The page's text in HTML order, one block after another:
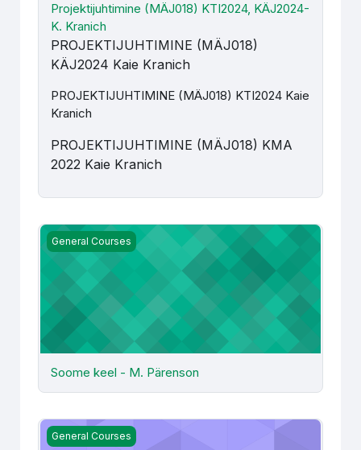
Projektijuhtimine (MÄJ018) KTI2024, KÄJ2024-
K. Kranich
PROJEKTIJUHTIMINE (MÄJ018)
KÄJ2024 Kaie Kranich
PROJEKTIJUHTIMINE (MÄJ018) KTI2024 Kaie
Kranich
PROJEKTIJUHTIMINE (MÄJ018) KMA
2022 Kaie Kranich
Soome keel - M. Pärenson
General Courses
Soome keel - M. Pärenson
Tarbija ostukäitumine ja turu-uuringud (MÄJ052)
General Courses